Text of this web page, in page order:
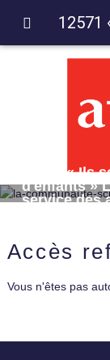
12571 « Ils
d'enfants »
service des
Accès
Vous n'êtes pas